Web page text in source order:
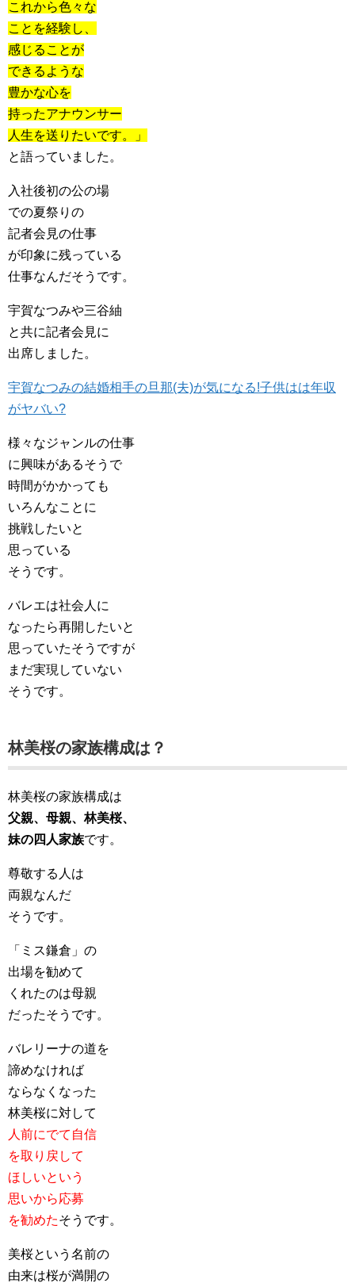
これから色々な
ことを経験し、
感じることが
できるような
豊かな心を
持ったアナウンサー
人生を送りたいです。」
と語っていました。
入社後初の公の場
での夏祭りの
記者会見の仕事
が印象に残っている
仕事なんだそうです。
宇賀なつみや三谷紬
と共に記者会見に
出席しました。
宇賀なつみの結婚相手の旦那(夫)が気になる!子供はは年収
がヤバい?
様々なジャンルの仕事
に興味があるそうで
時間がかかっても
いろんなことに
挑戦したいと
思っている
そうです。
バレエは社会人に
なったら再開したいと
思っていたそうですが
まだ実現していない
そうです。
林美桜の家族構成は？
林美桜の家族構成は
父親、母親、林美桜、
妹の四人家族です。
尊敬する人は
両親なんだ
そうです。
「ミス鎌倉」の
出場を勧めて
くれたのは母親
だったそうです。
バレリーナの道を
諦めなければ
ならなくなった
林美桜に対して
人前にでて自信
を取り戻して
ほしいという
思いから応募
を勧めたそうです。
美桜という名前の
由来は桜が満開の